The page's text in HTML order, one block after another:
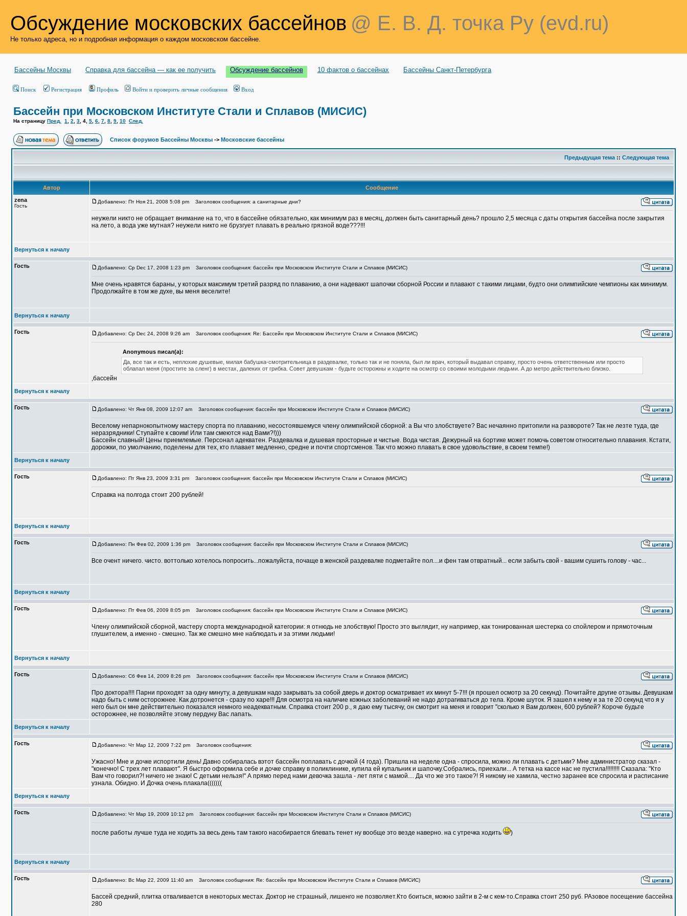
Обсуждение московских бассейнов @ Е. В. Д. точка Ру (evd.ru)
Не только адреса, но и подробная информация о каждом московском бассейне.
Бассейны Москвы Справка для бассейна — как ее получить Обсуждение бассейнов 10 фактов о бассейнах Бассейны Санкт-Петербурга
Поиск Регистрация Профиль Войти и проверить личные сообщения Вход
Бассейн при Московском Институте Стали и Сплавов (МИСИС)
На страницу Пред. 1 2 3 4 5 6 7 8 9 10 След.
Список форумов Бассейны Москвы -> Московские бассейны
Предыдущая тема :: Следующая тема
Автор
Сообщение
zena
Гость
Добавлено: Пт Ноя 21, 2008 5:08 pm Заголовок сообщения: а санитарные дни?
неужели никто не обращает внимание на то, что в бассейне обязательно, как минимум раз в месяц, должен быть санитарный день? прошло 2,5 месяца с даты открытия бассейна после закрытия
на лето, а вода уже мутная? неужели никто не брузгует плавать в реально грязной воде???!!!
Вернуться к началу
Гость Добавлено: Ср Dec 17, 2008 1:23 pm Заголовок сообщения: бассейн при Московском Институте Стали и Сплавов (МИСИС)
Мне очень нравятся бараны, у которых максимум третий разряд по плаванию, а они надевают шапочки сборной России и плавают с такими лицами, будто они олимпийские чемпионы как минимум.
Продолжайте в том же духе, вы меня веселите!
Вернуться к началу
Гость Добавлено: Ср Dec 24, 2008 9:26 am Заголовок сообщения: Re: Бассейн при Московском Институте Стали и Сплавов (МИСИС)
Anonymous писал(а):
Да, все так и есть, неплохие душевые, милая бабушка-смотрительница в раздевалке, только так и не поняла, был ли врач, который выдавал справку, просто очень ответственным или просто
облапал меня (простите за сленг) в местах, далеких от грибка. Совет девушкам - будьте осторожны и ходите на осмотр со своими молодыми людьми. А до метро действительно близко.
,бассейн
Вернуться к началу
Гость Добавлено: Чт Янв 08, 2009 12:07 am Заголовок сообщения: бассейн при Московском Институте Стали и Сплавов (МИСИС)
Веселому непарнокопытному мастеру спорта по плаванию, несостоявшемуся члену олимпийской сборной: а Вы что злобствуете? Вас нечаянно притопили на развороте? Так не лезте туда, где
неразрядники! Ступайте к своим! Или там смеются над Вами?!)))
Бассейн славный! Цены приемлемые. Персонал адекватен. Раздевалка и душевая просторные и чистые. Вода чистая. Дежурный на бортике может помочь советом относительно плавания. Кстати,
дорожки, по умолчанию, поделены для тех, кто плавает медленно, средне и почти спортсменов. Так что можно плавать в свое удовольствие, в своем темпе!)
Вернуться к началу
Гость Добавлено: Пт Янв 23, 2009 3:31 pm Заголовок сообщения: бассейн при Московском Институте Стали и Сплавов (МИСИС)
Справка на полгода стоит 200 рублей!
Вернуться к началу
Гость Добавлено: Пн Фев 02, 2009 1:36 pm Заголовок сообщения: бассейн при Московском Институте Стали и Сплавов (МИСИС)
Все очент ничего. чисто. воттолько хотелось попросить...пожалуйста, почаще в женской раздевалке подметайте пол....и фен там отвратный... если забыть свой - вашим сушить голову - час...
Вернуться к началу
Гость Добавлено: Пт Фев 06, 2009 8:05 pm Заголовок сообщения: бассейн при Московском Институте Стали и Сплавов (МИСИС)
Члену олимпийской сборной, мастеру спорта международной категории: я отнюдь не злобствую! Просто это выглядит, ну например, как тонированная шестерка со спойлером и прямоточным
глушителем, а именно - смешно. Так же смешно мне наблюдать и за этими людьми!
Вернуться к началу
Гость Добавлено: Сб Фев 14, 2009 8:26 pm Заголовок сообщения: бассейн при Московском Институте Стали и Сплавов (МИСИС)
Про доктора!!!! Парни проходят за одну минуту, а девушкам надо закрывать за собой дверь и доктор осматривает их минут 5-7!!! (я прошел осмотр за 20 секунд). Почитайте другие отзывы. Девушкам
надо быть с ним осторожнее. Как дотронется - сразу по харе!!! Для осмотра на наличие кожных заболеваний не надо дотрагиваться до тела. Кроме шуток. Я зашел к нему и за те 20 секунд что я у
него был он мне действительно показался немного неадекватным. Справка стоит 200 р., я даю ему тысячу, он смотрит на меня и говорит "сколько я Вам должен, 600 рублей? Короче будьте
осторожнее, не позволяйте этому пердуну Вас лапать.
Вернуться к началу
Гость Добавлено: Чт Мар 12, 2009 7:22 pm Заголовок сообщения:
Ужасно! Мне и дочке испортили день! Давно собиралась вэтот бассейн поплавать с дочкой (4 года). Пришла на неделе одна - спросила, можно ли плавать с детьми? Мне администратор сказал -
"конечно! С трех лет плавают". Я быстро оформила себе и дочке справку в поликлинике, купила ей купальник и шапочку.Собрались, приехали... А тетка на кассе нас не пустила!!!!!!!!! Сказала: "Кто
Вам что говорил?! ничего не знаю! С детьми нельзя!" А прямо перед нами девочка зашла - лет пяти с мамой.... Да что же это такое?! Я никому не хамила, честно заранее все спросила и расписание
узнала. Обидно. И Дочка очень плакала(((((((
Вернуться к началу
Гость Добавлено: Чт Мар 19, 2009 10:12 pm Заголовок сообщения: бассейн при Московском Институте Стали и Сплавов (МИСИС)
после работы лучше туда не ходить за весь день там такого насобирается блевать тенет ну вообще это везде наверно. на с утречка ходить )
Вернуться к началу
Гость Добавлено: Вс Мар 22, 2009 11:40 am Заголовок сообщения: Re: бассейн при Московском Институте Стали и Сплавов (МИСИС)
Бассей средний, плитка отваливается в некоторых местах. Доктор не страшный, лишенго не позволяет.Кто боиться, можно зайти в 2-м с кем-то.Справка стоит 250 руб. РАзовое посещение бассейна
280